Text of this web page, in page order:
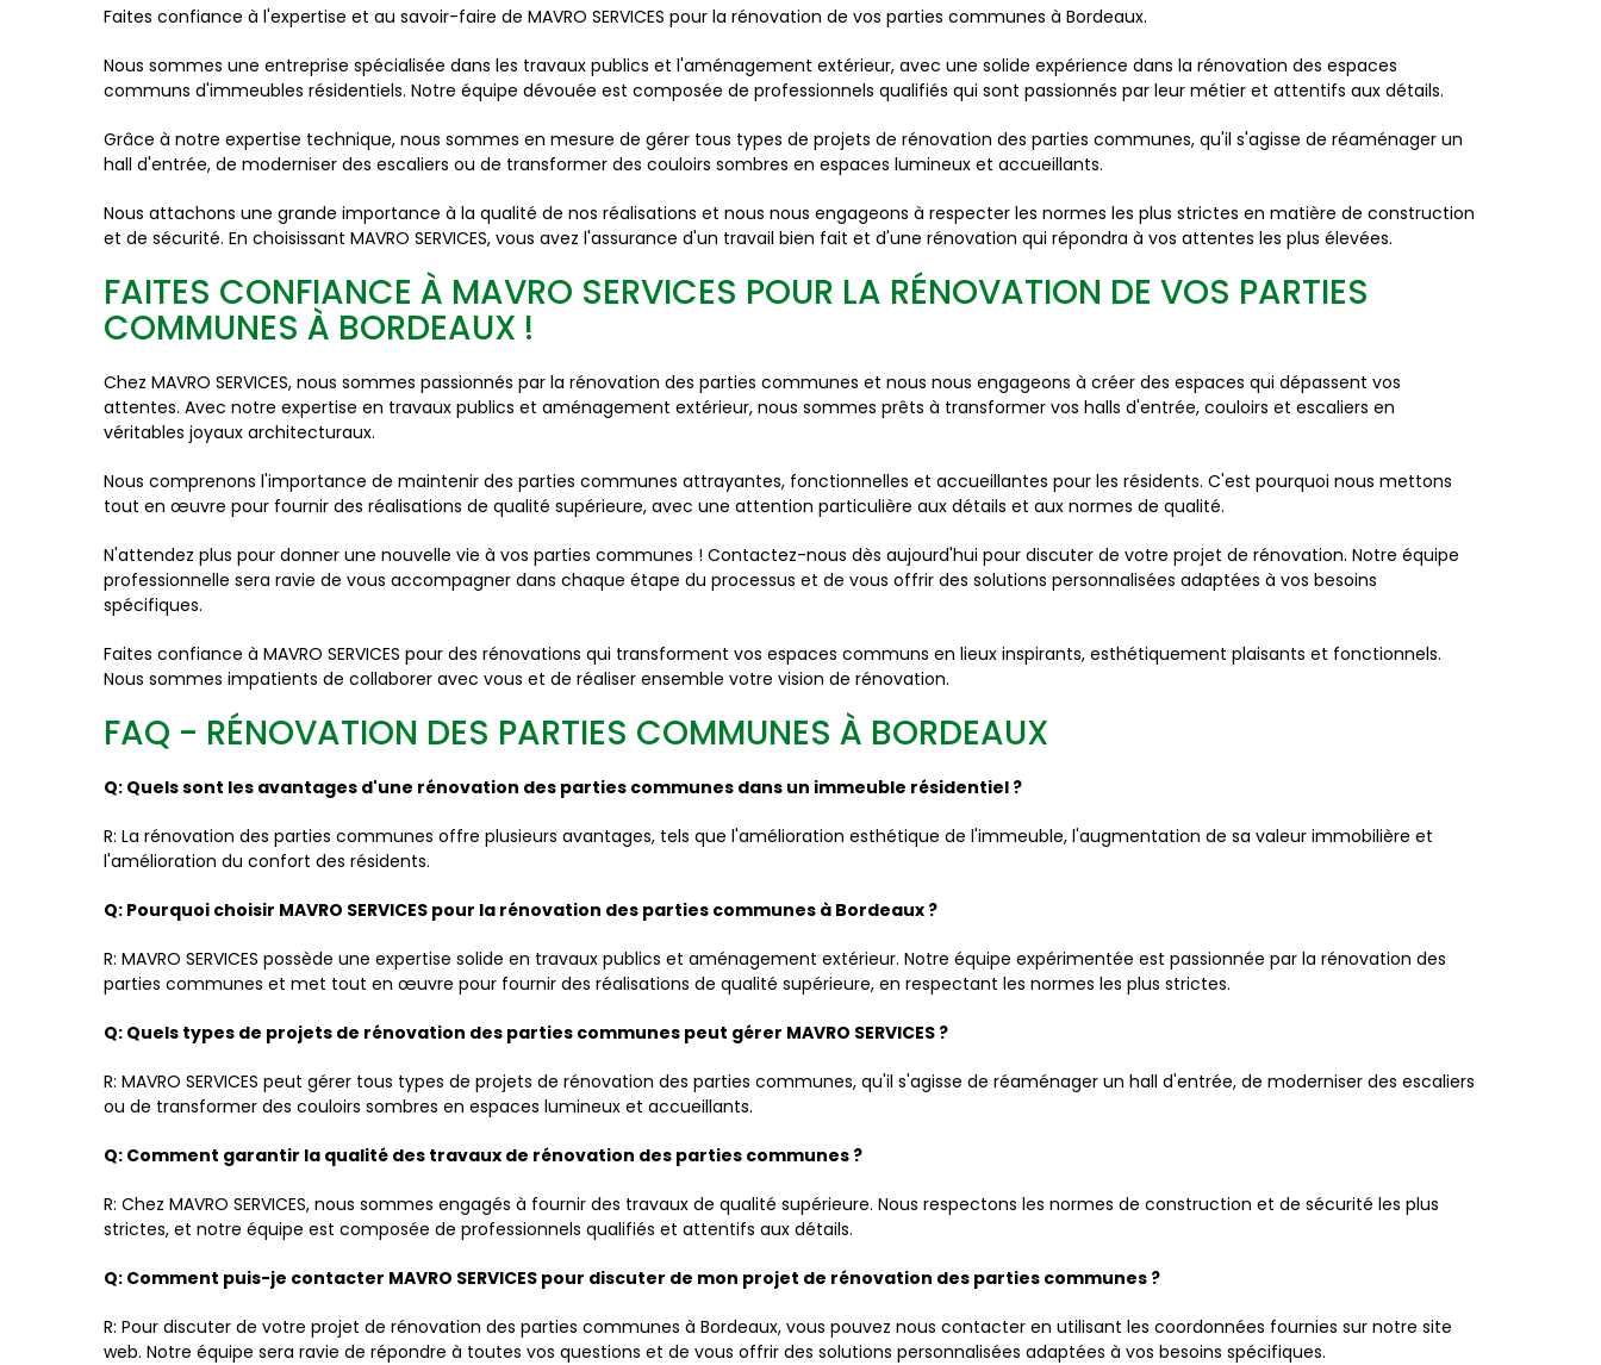
Faites confiance à l'expertise et au savoir-faire de MAVRO SERVICES pour la rénovation de vos parties communes à Bordeaux.
Nous sommes une entreprise spécialisée dans les travaux publics et l'aménagement extérieur, avec une solide expérience dans la rénovation des espaces
communs d'immeubles résidentiels. Notre équipe dévouée est composée de professionnels qualifiés qui sont passionnés par leur métier et attentifs aux détails.
Grâce à notre expertise technique, nous sommes en mesure de gérer tous types de projets de rénovation des parties communes, qu'il s'agisse de réaménager un
hall d'entrée, de moderniser des escaliers ou de transformer des couloirs sombres en espaces lumineux et accueillants.
Nous attachons une grande importance à la qualité de nos réalisations et nous nous engageons à respecter les normes les plus strictes en matière de construction
et de sécurité. En choisissant MAVRO SERVICES, vous avez l'assurance d'un travail bien fait et d'une rénovation qui répondra à vos attentes les plus élevées.
FAITES CONFIANCE À MAVRO SERVICES POUR LA RÉNOVATION DE VOS PARTIES
COMMUNES À BORDEAUX !
Chez MAVRO SERVICES, nous sommes passionnés par la rénovation des parties communes et nous nous engageons à créer des espaces qui dépassent vos
attentes. Avec notre expertise en travaux publics et aménagement extérieur, nous sommes prêts à transformer vos halls d'entrée, couloirs et escaliers en
véritables joyaux architecturaux.
Nous comprenons l'importance de maintenir des parties communes attrayantes, fonctionnelles et accueillantes pour les résidents. C'est pourquoi nous mettons
tout en œuvre pour fournir des réalisations de qualité supérieure, avec une attention particulière aux détails et aux normes de qualité.
N'attendez plus pour donner une nouvelle vie à vos parties communes ! Contactez-nous dès aujourd'hui pour discuter de votre projet de rénovation. Notre équipe
professionnelle sera ravie de vous accompagner dans chaque étape du processus et de vous offrir des solutions personnalisées adaptées à vos besoins
spécifiques.
Faites confiance à MAVRO SERVICES pour des rénovations qui transforment vos espaces communs en lieux inspirants, esthétiquement plaisants et fonctionnels.
Nous sommes impatients de collaborer avec vous et de réaliser ensemble votre vision de rénovation.
FAQ - RÉNOVATION DES PARTIES COMMUNES À BORDEAUX
Q: Quels sont les avantages d'une rénovation des parties communes dans un immeuble résidentiel ?
R: La rénovation des parties communes offre plusieurs avantages, tels que l'amélioration esthétique de l'immeuble, l'augmentation de sa valeur immobilière et
l'amélioration du confort des résidents.
Q: Pourquoi choisir MAVRO SERVICES pour la rénovation des parties communes à Bordeaux ?
R: MAVRO SERVICES possède une expertise solide en travaux publics et aménagement extérieur. Notre équipe expérimentée est passionnée par la rénovation des
parties communes et met tout en œuvre pour fournir des réalisations de qualité supérieure, en respectant les normes les plus strictes.
Q: Quels types de projets de rénovation des parties communes peut gérer MAVRO SERVICES ?
R: MAVRO SERVICES peut gérer tous types de projets de rénovation des parties communes, qu'il s'agisse de réaménager un hall d'entrée, de moderniser des escaliers
ou de transformer des couloirs sombres en espaces lumineux et accueillants.
Q: Comment garantir la qualité des travaux de rénovation des parties communes ?
R: Chez MAVRO SERVICES, nous sommes engagés à fournir des travaux de qualité supérieure. Nous respectons les normes de construction et de sécurité les plus
strictes, et notre équipe est composée de professionnels qualifiés et attentifs aux détails.
Q: Comment puis-je contacter MAVRO SERVICES pour discuter de mon projet de rénovation des parties communes ?
R: Pour discuter de votre projet de rénovation des parties communes à Bordeaux, vous pouvez nous contacter en utilisant les coordonnées fournies sur notre site
web. Notre équipe sera ravie de répondre à toutes vos questions et de vous offrir des solutions personnalisées adaptées à vos besoins spécifiques.